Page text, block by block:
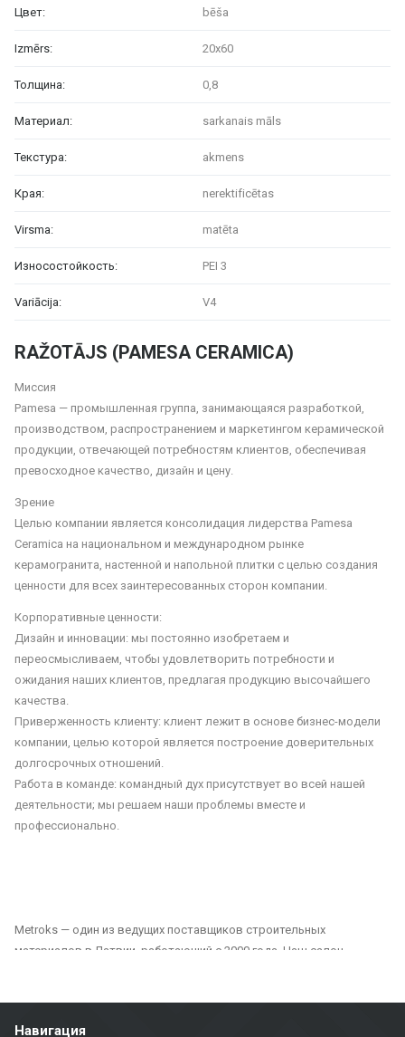
RAŽOTĀJS (PAMESA CERAMICA)
Миссия
Pamesa — промышленная группа, занимающаяся разработкой,
производством, распространением и маркетингом керамической
продукции, отвечающей потребностям клиентов, обеспечивая
превосходное качество, дизайн и цену.
Зрение
Целью компании является консолидация лидерства Pamesa
Ceramica на национальном и международном рынке
керамогранита, настенной и напольной плитки с целью создания
ценности для всех заинтересованных сторон компании.
Корпоративные ценности:
Дизайн и инновации: мы постоянно изобретаем и
переосмысливаем, чтобы удовлетворить потребности и
ожидания наших клиентов, предлагая продукцию высочайшего
качества.
Приверженность клиенту: клиент лежит в основе бизнес-модели
компании, целью которой является построение доверительных
долгосрочных отношений.
Работа в команде: командный дух присутствует во всей нашей
деятельности; мы решаем наши проблемы вместе и
профессионально.
Цвет: bēša
Izmērs: 20x60
Толщина: 0,8
Материал: sarkanais māls
Текстура: akmens
Края: nerektificētas
Virsma: matēta
Износостойкость: PEI 3
Variācija: V4
Metroks — один из ведущих поставщиков строительных
материалов в Латвии, работающий с 2000 года. Наш салон
всех, кто ищет качественные и долговечные решения для отделки
Навигация